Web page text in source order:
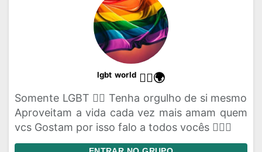
ˡᵍᵇᵗ ʷᵒʳˡᵈ 🏳️‍🌈🌍
Somente LGBT 🏳️‍🌈 Tenha orgulho de si mesmo
Aproveitam a vida cada vez mais amam quem
vcs Gostam por isso falo a todos vocês 🏳️‍🌈💌